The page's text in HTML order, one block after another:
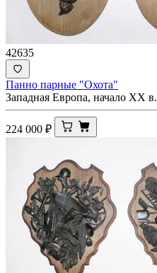
42635
Панно парные "Охота"
Западная Европа, начало XX в.
224 000 ₽